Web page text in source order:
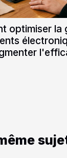
optimiser la